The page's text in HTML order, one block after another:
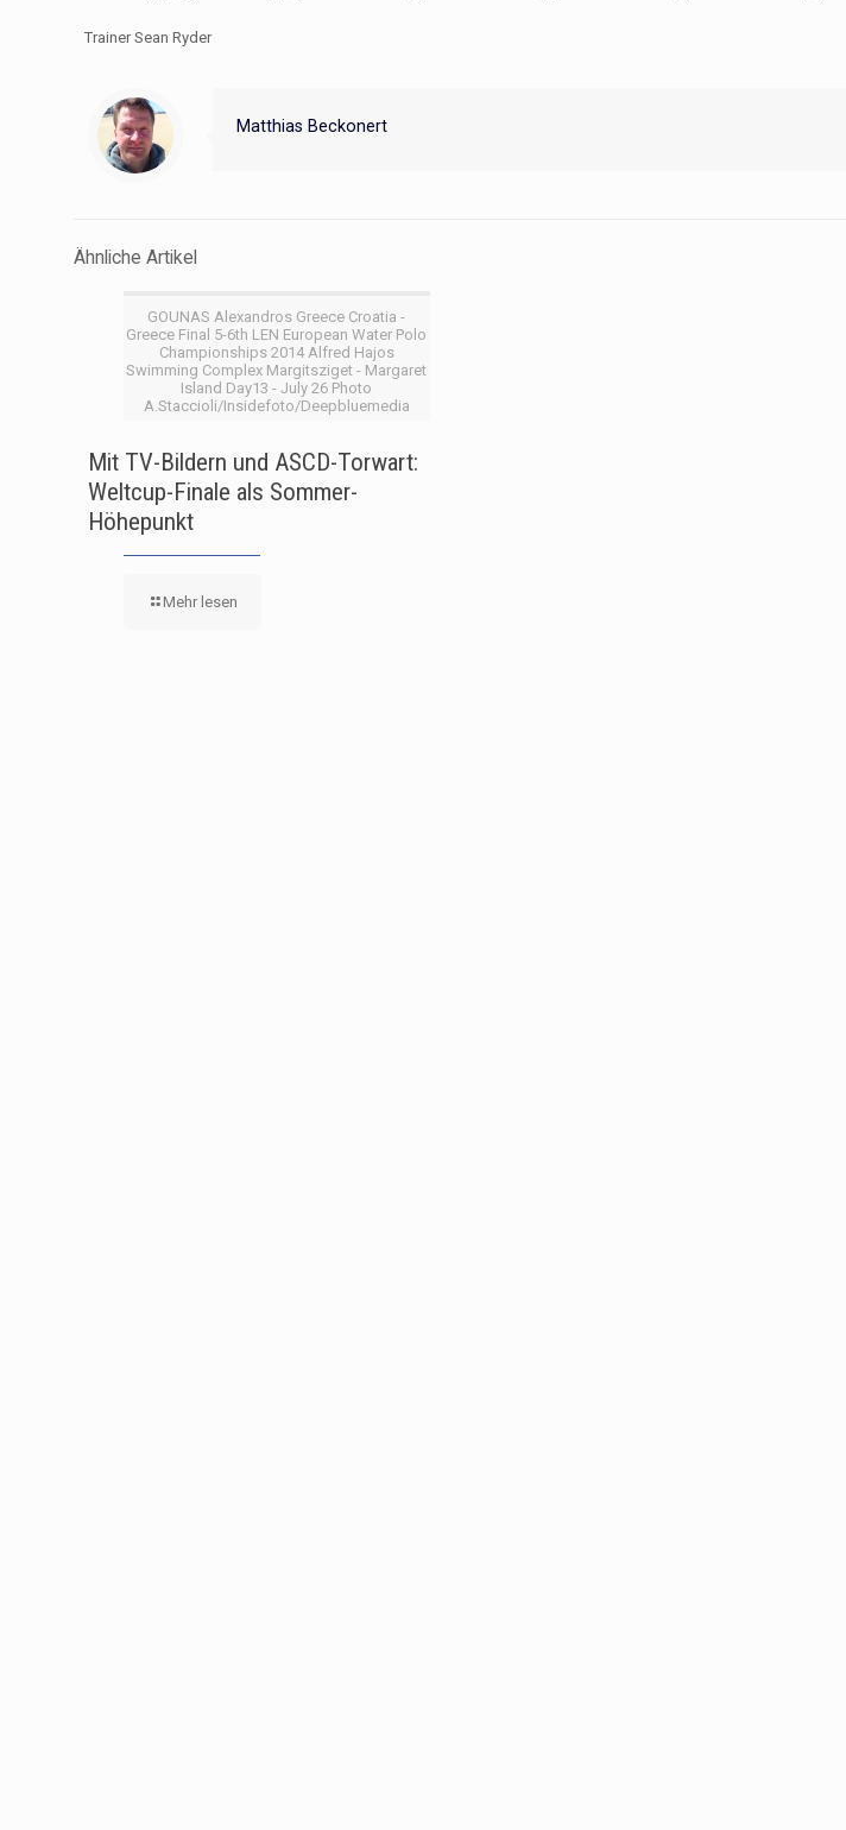
Trainer Sean Ryder
Matthias Beckonert
Ähnliche Artikel
GOUNAS Alexandros Greece Croatia -
Greece Final 5-6th LEN European Water Polo
Championships 2014 Alfred Hajos
Swimming Complex Margitsziget - Margaret
Island Day13 - July 26 Photo
A.Staccioli/Insidefoto/Deepbluemedia
Mit TV-Bildern und ASCD-Torwart:
Weltcup-Finale als Sommer-
Höhepunkt
Mehr lesen